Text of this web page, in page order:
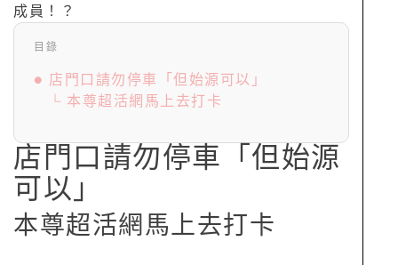
成員！？
目錄
● 店門口請勿停車「但始源可以」
└ 本尊超活網馬上去打卡
店門口請勿停車「但始源
可以」
本尊超活網馬上去打卡